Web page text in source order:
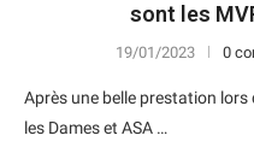
sont les
19/01/2023 0
Après une belle prestation lors
les Dames et ASA …